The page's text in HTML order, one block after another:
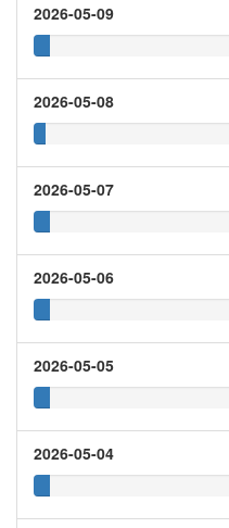
2026-05-09
2026-05-08
2026-05-07
2026-05-06
2026-05-05
2026-05-04